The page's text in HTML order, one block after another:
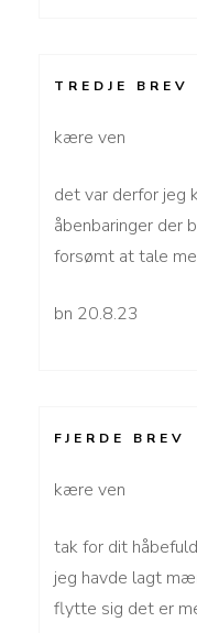
TREDJE BREV
kære ven
det var derfor jeg
åbenbaringer der
forsømt at tale
bn 20.8.23
FJERDE BREV
kære ven
tak for dit
jeg havde lagt
flytte sig det er